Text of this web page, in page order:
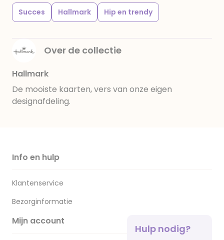
Succes Hallmark Hip en trendy
Over de collectie
Hallmark
De mooiste kaarten, vers van onze eigen
designafdeling.
Info en hulp
Klantenservice
Bezorginformatie
Mijn account
Hulp nodig?